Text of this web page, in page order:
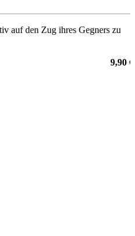
auf den Zug ihres Gegners zu
9,90 €